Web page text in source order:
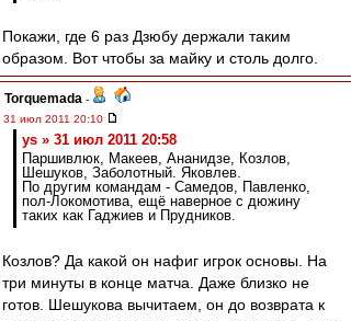
Покажи, где 6 раз Дзюбу держали таким
образом. Вот чтобы за майку и столь долго.
Torquemada -
31 июл 2011 20:10
ys » 31 июл 2011 20:58
Паршивлюк, Макеев, Ананидзе, Козлов,
Шешуков, Заболотный. Яковлев.
По другим командам - Самедов, Павленко,
пол-Локомотива, ещё наверное с дюжину
таких как Гаджиев и Прудников.
Козлов? Да какой он нафиг игрок основы. На
три минуты в конце матча. Даже близко не
готов. Шешукова вычитаем, он до возврата к